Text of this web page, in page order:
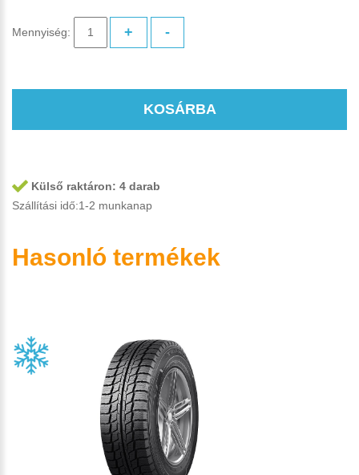
Mennyiség: + -
KOSÁRBA
Külső raktáron: 4 darab
Szállítási idő:1-2 munkanap
Hasonló termékek